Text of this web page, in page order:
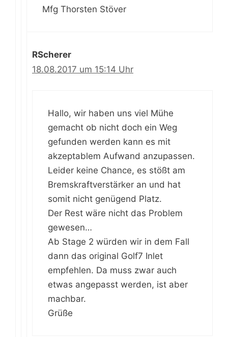
Mfg Thorsten Stöver
RScherer
18.08.2017 um 15:14 Uhr
Hallo, wir haben uns viel Mühe
gemacht ob nicht doch ein Weg
gefunden werden kann es mit
akzeptablem Aufwand anzupassen.
Leider keine Chance, es stößt am
Bremskraftverstärker an und hat
somit nicht genügend Platz.
Der Rest wäre nicht das Problem
gewesen…
Ab Stage 2 würden wir in dem Fall
dann das original Golf7 Inlet
empfehlen. Da muss zwar auch
etwas angepasst werden, ist aber
machbar.
Grüße